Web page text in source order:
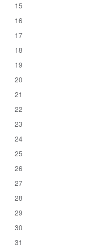
15
16
17
18
19
20
21
22
23
24
25
26
27
28
29
30
31